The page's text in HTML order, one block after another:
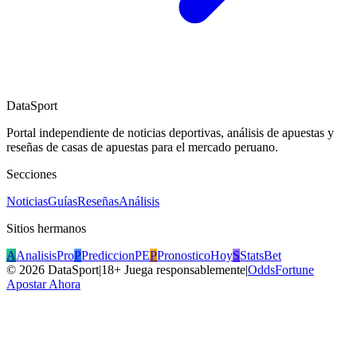
DataSport
Portal independiente de noticias deportivas, análisis de apuestas y
reseñas de casas de apuestas para el mercado peruano.
Secciones
NoticiasGuíasReseñasAnálisis
Sitios hermanos
AAnalisisProPPrediccionPEPPronosticoHoySStatsBet
© 2026 DataSport|18+ Juega responsablemente|OddsFortune
Apostar Ahora